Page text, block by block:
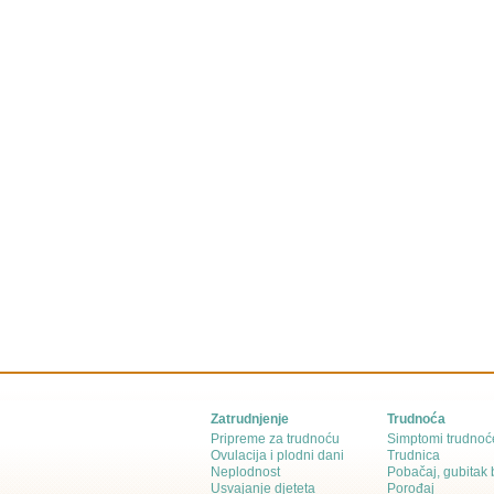
Zatrudnjenje
Pripreme za trudnoću
Ovulacija i plodni dani
Neplodnost
Usvajanje djeteta
Trudnoća
Simptomi
Trudnica
Pobačaj, gubitak
Porođaj